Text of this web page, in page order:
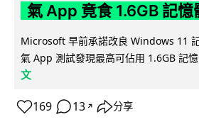
氣 App 竟食 1.6GB 記憶
Microsoft 早前承諾改良 Windows 11
氣 App 測試發現最高可佔用 1.6GB 記
文
169 13 ↗ 分享